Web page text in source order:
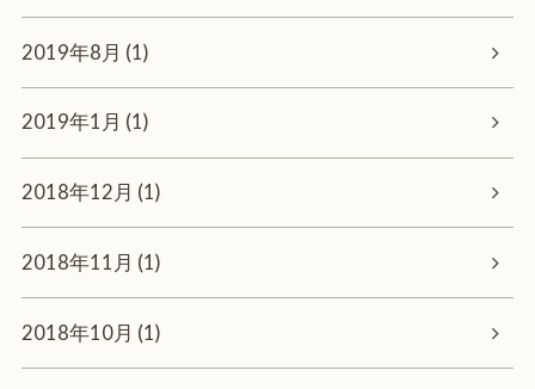
2019年8月 (1)
2019年1月 (1)
2018年12月 (1)
2018年11月 (1)
2018年10月 (1)